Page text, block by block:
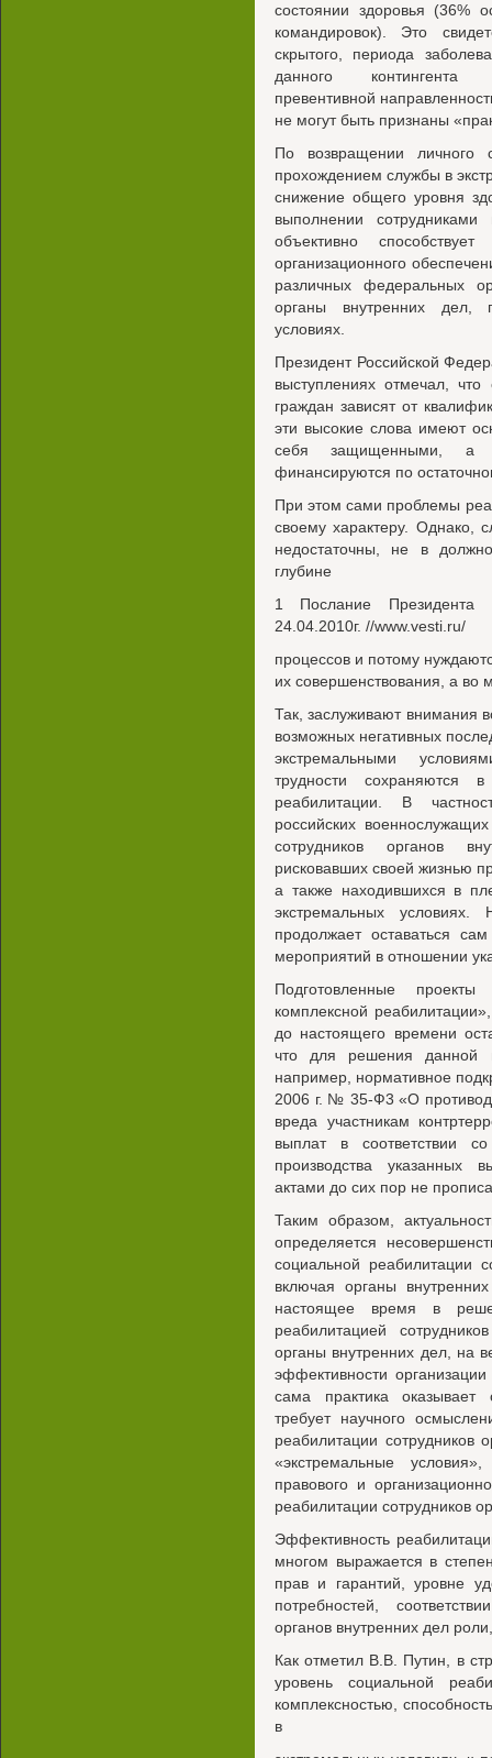
состоянии здоровья (36%
командировок). Это
скрытого, периода
данного контингента
превентивной
не могут быть признаны
По возвращении личного
прохождением службы в
снижение общего уровня
выполнении
объективно
организационного
различных федеральных
органы внутренних дел,
условиях.
Президент Российской
выступлениях отмечал, что
граждан зависят от
эти высокие слова имеют
себя защищенными, а
финансируются по
При этом сами проблемы
своему характеру. Однако,
недостаточны, не в
глубине
1 Послание
24.04.2010г. //www.vesti.ru/
процессов и потому
их совершенствования, а во
Так, заслуживают внимания
возможных негативных
экстремальными
трудности сохраняются
реабилитации. В
российских
сотрудников органов
рисковавших своей жизнью
а также находившихся в
экстремальных
продолжает оставаться
мероприятий в отношении
Подготовленные
комплексной
до настоящего времени
что для решения данной
например, нормативное
2006 г. № 35-Ф3 «О
вреда участникам
выплат в соответствии
производства указанных
актами до сих пор не
Таким образом,
определяется
социальной реабилитации
включая органы
настоящее время в
реабилитацией
органы внутренних дел, на
эффективности
сама практика
требует научного
реабилитации сотрудников
«экстремальные
правового и
реабилитации сотрудников
Эффективность
многом выражается в
прав и гарантий, уровне
потребностей,
органов внутренних дел
Как отметил В.В. Путин, в
уровень социальной
комплексностью,
в